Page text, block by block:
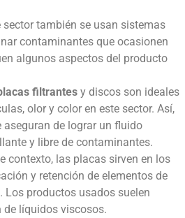
sector también se usan sistemas
contaminantes que ocasionen
algunos aspectos del producto
filtrantes y discos son ideales
olor y color en este sector. Así,
aseguran de lograr un fluido
y libre de contaminantes.
contexto, las placas sirven en los
y retención de elementos de
Los productos usados suelen
líquidos viscosos.